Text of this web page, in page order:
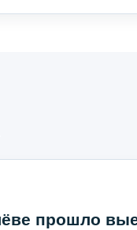
прошло